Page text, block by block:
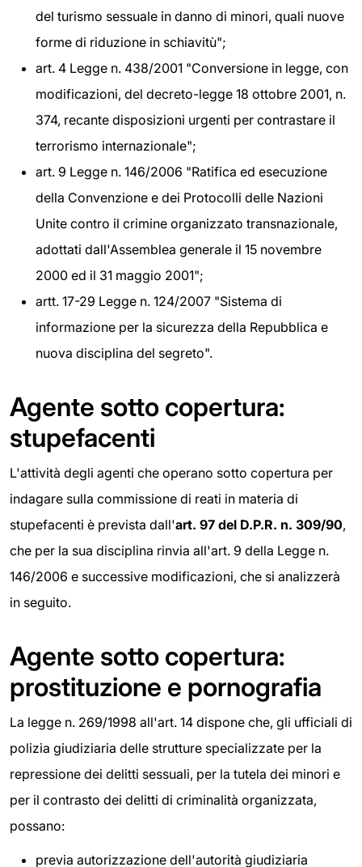
del turismo sessuale in danno di minori, quali nuove
forme di riduzione in schiavitù";
art. 4 Legge n. 438/2001 "Conversione in legge, con
modificazioni, del decreto-legge 18 ottobre 2001, n.
374, recante disposizioni urgenti per contrastare il
terrorismo internazionale";
art. 9 Legge n. 146/2006 "Ratifica ed esecuzione
della Convenzione e dei Protocolli delle Nazioni
Unite contro il crimine organizzato transnazionale,
adottati dall'Assemblea generale il 15 novembre
2000 ed il 31 maggio 2001";
artt. 17-29 Legge n. 124/2007 "Sistema di
informazione per la sicurezza della Repubblica e
nuova disciplina del segreto".
Agente sotto copertura:
stupefacenti
L'attività degli agenti che operano sotto copertura per
indagare sulla commissione di reati in materia di
stupefacenti è prevista dall'art. 97 del D.P.R. n. 309/90,
che per la sua disciplina rinvia all'art. 9 della Legge n.
146/2006 e successive modificazioni, che si analizzerà
in seguito.
Agente sotto copertura:
prostituzione e pornografia
La legge n. 269/1998 all'art. 14 dispone che, gli ufficiali di
polizia giudiziaria delle strutture specializzate per la
repressione dei delitti sessuali, per la tutela dei minori e
per il contrasto dei delitti di criminalità organizzata,
possano:
previa autorizzazione dell'autorità giudiziaria